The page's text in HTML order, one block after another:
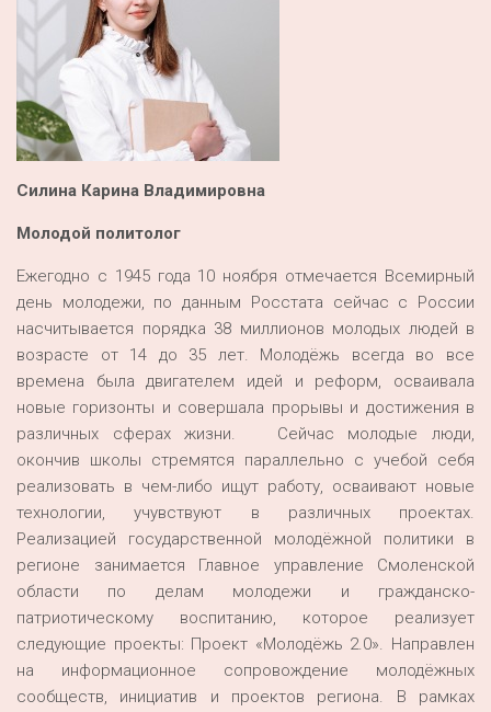
Силина Карина Владимировна
Молодой политолог
Ежегодно с 1945 года 10 ноября отмечается Всемирный
день молодежи, по данным Росстата сейчас с России
насчитывается порядка 38 миллионов молодых людей в
возрасте от 14 до 35 лет. Молодёжь всегда во все
времена была двигателем идей и реформ, осваивала
новые горизонты и совершала прорывы и достижения в
различных сферах жизни. Сейчас молодые люди,
окончив школы стремятся параллельно с учебой себя
реализовать в чем-либо ищут работу, осваивают новые
технологии, учувствуют в различных проектах.
Реализацией государственной молодёжной политики в
регионе занимается Главное управление Смоленской
области по делам молодежи и гражданско-
патриотическому воспитанию, которое реализует
следующие проекты: Проект «Молодёжь 2.0». Направлен
на информационное сопровождение молодёжных
сообществ, инициатив и проектов региона. В рамках